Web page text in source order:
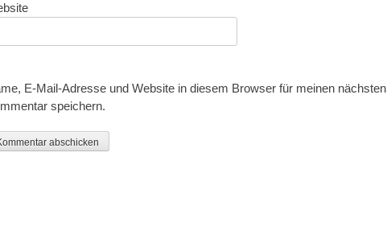
E-Mail-Adresse und Website in diesem Browser für meinen nächsten
speichern.